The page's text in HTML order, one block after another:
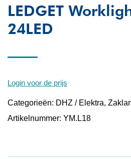
LEDGET
24LED
Login voor de prijs
Categorieën: DHZ / Elektra,
Artikelnummer: YM.L18